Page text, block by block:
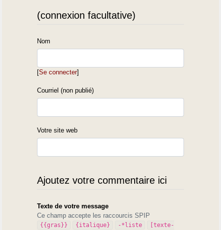
(connexion facultative)
Nom
[Se connecter]
Courriel (non publié)
Votre site web
Ajoutez votre commentaire ici
Texte de votre message
Ce champ accepte les raccourcis SPIP
{{gras}} {italique} -*liste
[texte-